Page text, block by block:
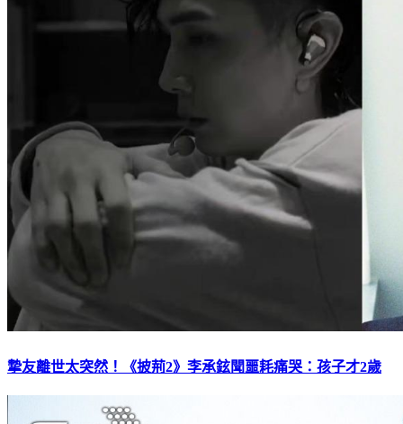
摯友離世太突然！《披荊2》李承鉉聞噩耗痛哭：孩子才2歲